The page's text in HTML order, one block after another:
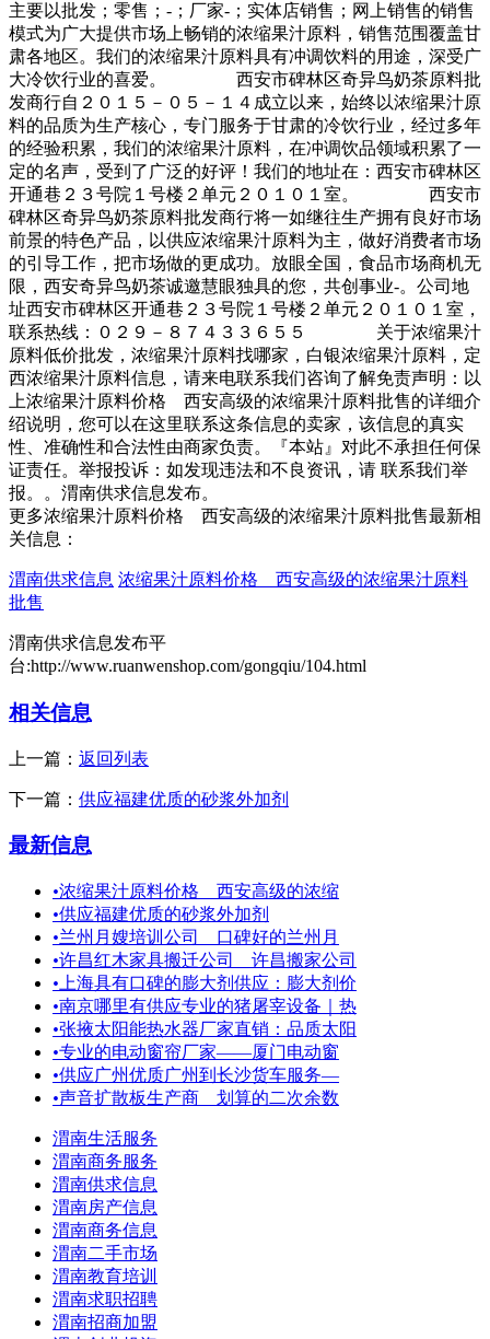
主要以批发；零售；-；厂家-；实体店销售；网上销售的销售
模式为广大提供市场上畅销的浓缩果汁原料，销售范围覆盖甘
肃各地区。我们的浓缩果汁原料具有冲调饮料的用途，深受广
大冷饮行业的喜爱。 西安市碑林区奇异鸟奶茶原料批
发商行自２０１５－０５－１４成立以来，始终以浓缩果汁原
料的品质为生产核心，专门服务于甘肃的冷饮行业，经过多年
的经验积累，我们的浓缩果汁原料，在冲调饮品领域积累了一
定的名声，受到了广泛的好评！我们的地址在：西安市碑林区
开通巷２３号院１号楼２单元２０１０１室。 西安市
碑林区奇异鸟奶茶原料批发商行将一如继往生产拥有良好市场
前景的特色产品，以供应浓缩果汁原料为主，做好消费者市场
的引导工作，把市场做的更成功。放眼全国，食品市场商机无
限，西安奇异鸟奶茶诚邀慧眼独具的您，共创事业-。公司地
址西安市碑林区开通巷２３号院１号楼２单元２０１０１室，
联系热线：０２９－８７４３３６５５ 关于浓缩果汁
原料低价批发，浓缩果汁原料找哪家，白银浓缩果汁原料，定
西浓缩果汁原料信息，请来电联系我们咨询了解免责声明：以
上浓缩果汁原料价格 西安高级的浓缩果汁原料批售的详细介
绍说明，您可以在这里联系这条信息的卖家，该信息的真实
性、准确性和合法性由商家负责。『本站』对此不承担任何保
证责任。举报投诉：如发现违法和不良资讯，请 联系我们举
报。。渭南供求信息发布。
更多浓缩果汁原料价格 西安高级的浓缩果汁原料批售最新相
关信息：
渭南供求信息 浓缩果汁原料价格 西安高级的浓缩果汁原料
批售
渭南供求信息发布平
台:http://www.ruanwenshop.com/gongqiu/104.html
相关信息
上一篇： 返回列表
下一篇： 供应福建优质的砂浆外加剂
最新信息
•浓缩果汁原料价格 西安高级的浓缩
•供应福建优质的砂浆外加剂
•兰州月嫂培训公司 口碑好的兰州月
•许昌红木家具搬迁公司＿许昌搬家公司
• 上海具有口碑的膨大剂供应：膨大剂价
•南京哪里有供应专业的猪屠宰设备｜热
•张掖太阳能热水器厂家直销：品质太阳
•专业的电动窗帘厂家——厦门电动窗
•供应广州优质广州到长沙货车服务—
•声音扩散板生产商 划算的二次余数
渭南生活服务
渭南商务服务
渭南供求信息
渭南房产信息
渭南商务信息
渭南二手市场
渭南教育培训
渭南求职招聘
渭南招商加盟